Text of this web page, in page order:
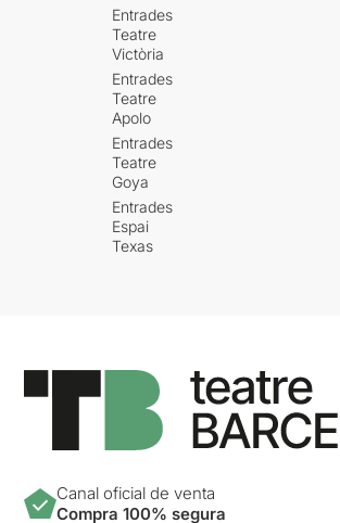
Entrades
Teatre
Victòria
Entrades
Teatre
Apolo
Entrades
Teatre
Goya
Entrades
Espai
Texas
Canal oficial de venta
Compra 100% segura